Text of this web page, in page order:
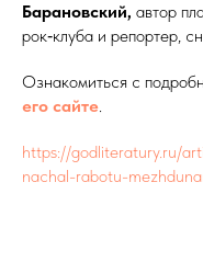
Барановский, автор
рок‑клуба и репортер,
Ознакомиться с
его сайте.
https://godliteratury.ru/
nachal-rabotu-